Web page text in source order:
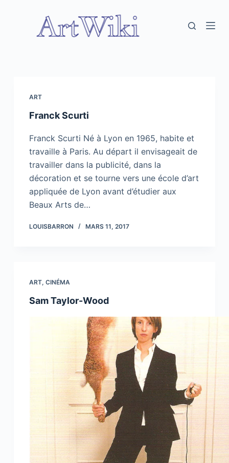
ART
Franck Scurti
Franck Scurti Né à Lyon en 1965, habite et
travaille à Paris. Au départ il envisageait de
travailler dans la publicité, dans la
décoration et se tourne vers une école d’art
appliquée de Lyon avant d’étudier aux
Beaux Arts de…
LOUISBARRON MARS 11, 2017
ART, CINÉMA
Sam Taylor-Wood